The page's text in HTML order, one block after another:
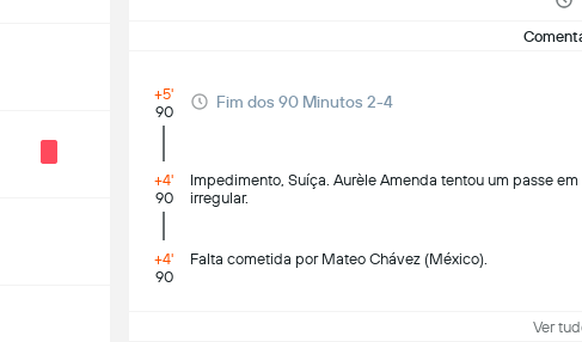
+5'
90
Fim dos 90 Minutos 2-4
+4'
90
Impedimento, Suíça. Aurèle Amenda tentou um passe
irregular.
+4'
90
Falta cometida por Mateo Chávez (México).
Ver